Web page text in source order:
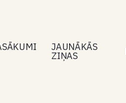
JAUNĀKĀS
ZIŅAS